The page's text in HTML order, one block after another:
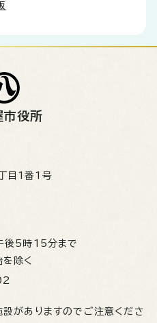
市役所
目1番1号
後5時15分まで
を除く
がありますのでご注意くださ